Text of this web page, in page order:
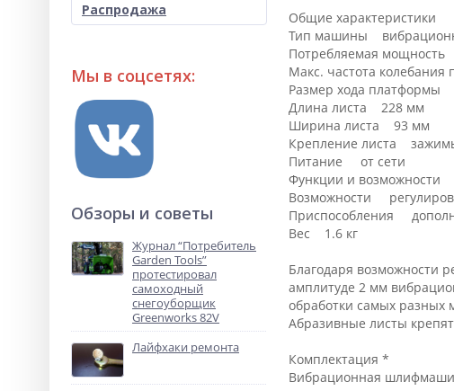
Распродажа
Мы в соцсетях:
Обзоры и советы
Журнал “Потребитель
Garden Tools”
протестировал
самоходный
снегоуборщик
Greenworks 82V
Лайфхаки ремонта
Общие характеристики
Тип машины
Потребляемая
Макс. частота
Размер хода платформы
Длина листа 228 мм
Ширина листа 93 мм
Крепление листа
Питание от сети
Функции и возможности
Возможности
Приспособления
Вес 1.6 кг
Благодаря возможности
амплитуде 2 мм
обработки самых разных
Абразивные листы
Комплектация *
Вибрационная